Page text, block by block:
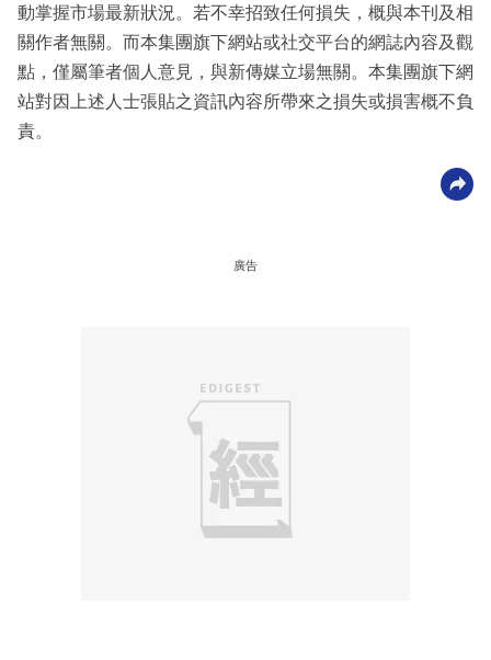
動掌握市場最新狀況。若不幸招致任何損失，概與本刊及相
關作者無關。而本集團旗下網站或社交平台的網誌內容及觀
點，僅屬筆者個人意見，與新傳媒立場無關。本集團旗下網
站對因上述人士張貼之資訊內容所帶來之損失或損害概不負
責。
廣告